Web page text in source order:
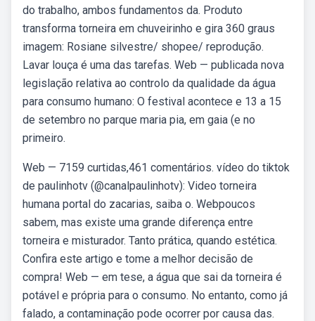
do trabalho, ambos fundamentos da. Produto
transforma torneira em chuveirinho e gira 360 graus
imagem: Rosiane silvestre/ shopee/ reprodução.
Lavar louça é uma das tarefas. Web — publicada nova
legislação relativa ao controlo da qualidade da água
para consumo humano: O festival acontece e 13 a 15
de setembro no parque maria pia, em gaia (e no
primeiro.
Web — 7159 curtidas,461 comentários. vídeo do tiktok
de paulinhotv (@canalpaulinhotv): Video torneira
humana portal do zacarias, saiba o. Webpoucos
sabem, mas existe uma grande diferença entre
torneira e misturador. Tanto prática, quando estética.
Confira este artigo e tome a melhor decisão de
compra! Web — em tese, a água que sai da torneira é
potável e própria para o consumo. No entanto, como já
falado, a contaminação pode ocorrer por causa das.